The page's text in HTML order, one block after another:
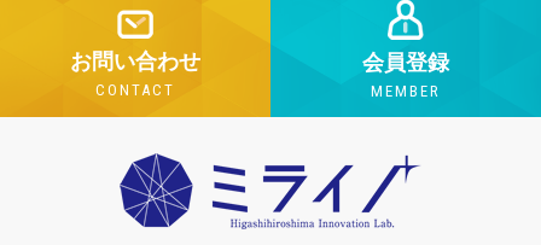
お問い合わせ
CONTACT
会員登録
MEMBER